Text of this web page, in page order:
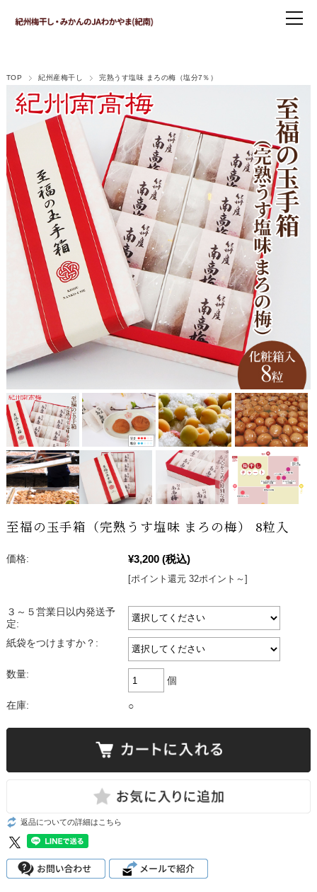
TOP 紀州産梅干し 完熟うす塩味 まろの梅（塩分7％）
至福の玉手箱（完熟うす塩味 まろの梅） 8粒入
価格: ¥3,200 (税込)
[ポイント還元 32ポイント～]
３～５営業日以内発送予
定:
紙袋をつけますか？:
数量:
個
在庫: ○
返品についての詳細はこちら